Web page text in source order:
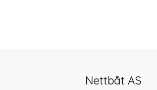
Nettbåt AS